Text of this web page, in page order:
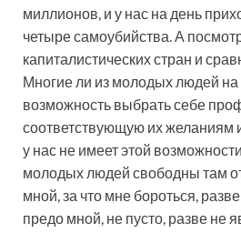
миллионов, и у нас на день
четыре самоубийства. А
капиталистических стран и
Многие ли из молодых людей
возможность выбрать себе
соответствующую их желаниям
у нас не имеет этой
молодых людей свободны там
мной, за что мне бороться,
предо мной, не пусто, разве не